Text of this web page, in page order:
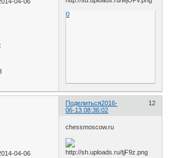
0
Поделиться 12
2016-
06-13 08:36:02
04-06
chessmoscow.ru